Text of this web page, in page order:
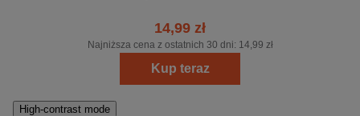
14,99 zł
Najniższa cena z ostatnich 30 dni: 14,99 zł
Kup teraz
High-contrast mode